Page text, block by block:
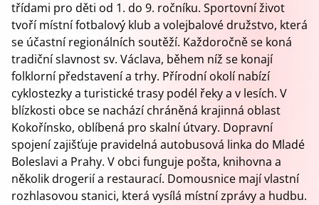
třídami pro děti od 1. do 9. ročníku. Sportovní život
tvoří místní fotbalový klub a volejbalové družstvo, která
se účastní regionálních soutěží. Každoročně se koná
tradiční slavnost sv. Václava, během níž se konají
folklorní představení a trhy. Přírodní okolí nabízí
cyklostezky a turistické trasy podél řeky a v lesích. V
blízkosti obce se nachází chráněná krajinná oblast
Kokořínsko, oblíbená pro skalní útvary. Dopravní
spojení zajišťuje pravidelná autobusová linka do Mladé
Boleslavi a Prahy. V obci funguje pošta, knihovna a
několik drogerií a restaurací. Domousnice mají vlastní
rozhlasovou stanici, která vysílá místní zprávy a hudbu.